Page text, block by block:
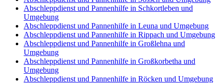
Abschleppdienst und Pannenhilfe in Schkortleben und
Umgebung
Abschleppdienst und Pannenhilfe in Leuna und Umgebung
Abschleppdienst und Pannenhilfe in Rippach und Umgebung
Abschleppdienst und Pannenhilfe in Großlehna und
Umgebung
Abschleppdienst und Pannenhilfe in Großkorbetha und
Umgebung
Abschleppdienst und Pannenhilfe in Röcken und Umgebung